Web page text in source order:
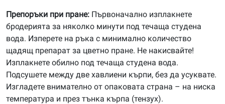
Препоръки при пране: Първоначално изплакнете
бродерията за няколко минути под течаща студена
вода. Изперете на ръка с минимално количество
щадящ препарат за цветно пране. Не накисвайте!
Изплакнете обилно под течаща студена вода.
Подсушете между две хавлиени кърпи, без да усуквате.
Изгладете внимателно от опаковата страна – на ниска
температура и през тънка кърпа (тензух).